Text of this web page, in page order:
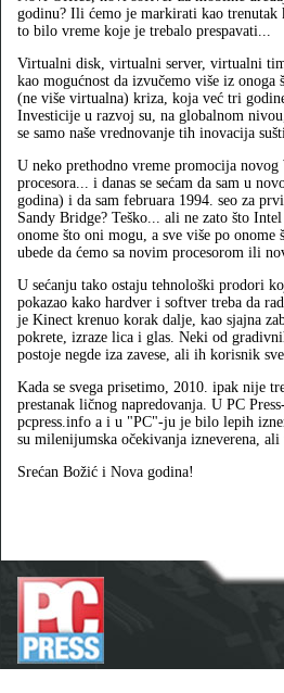
godinu? Ili ćemo je markirati kao
to bilo vreme koje je trebalo prespavati...
Virtualni disk, virtualni server, virtualni
kao mogućnost da izvučemo više iz
(ne više virtualna) kriza, koja već tri
Investicije u razvoj su, na globalnom
se samo naše vrednovanje tih inovacija
U neko prethodno vreme promocija
procesora... i danas se sećam da sam u
godina) i da sam februara 1994. seo za
Sandy Bridge? Teško... ali ne zato što
onome što oni mogu, a sve više po onome
ubede da ćemo sa novim procesorom ili
U sećanju tako ostaju tehnološki prodori
pokazao kako hardver i softver treba da
je Kinect krenuo korak dalje, kao sjajna
pokrete, izraze lica i glas. Neki od
postoje negde iza zavese, ali ih korisnik
Kada se svega prisetimo, 2010. ipak nije
prestanak ličnog napredovanja. U PC
pcpress.info a i u "PC"-ju je bilo lepih
su milenijumska očekivanja izneverena,
Srećan Božić i Nova godina!